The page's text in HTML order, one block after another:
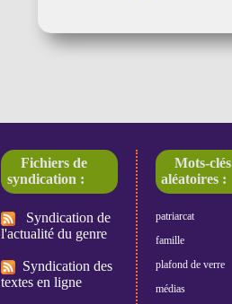
Fichiers de
syndication :
Syndication de
l'actualité du genre
Syndication des
textes en ligne
Mots-clés
aléatoires :
patriarcat
famille
plafond de verre
médias